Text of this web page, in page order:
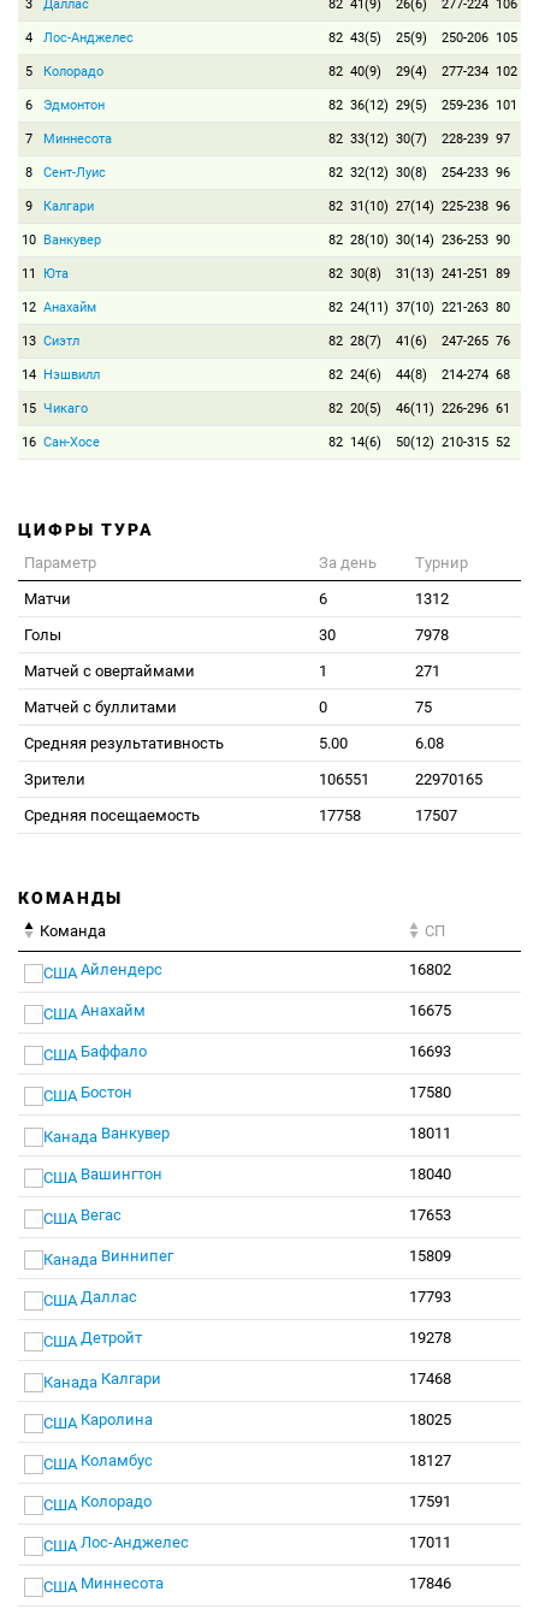
3 Даллас 82 41(9) 26(6) 277-224 106
4 Лос-Анджелес 82 43(5) 25(9) 250-206 105
5 Колорадо 82 40(9) 29(4) 277-234 102
6 Эдмонтон 82 36(12) 29(5) 259-236 101
7 Миннесота 82 33(12) 30(7) 228-239 97
8 Сент-Луис 82 32(12) 30(8) 254-233 96
9 Калгари 82 31(10) 27(14) 225-238 96
10 Ванкувер 82 28(10) 30(14) 236-253 90
11 Юта 82 30(8) 31(13) 241-251 89
12 Анахайм 82 24(11) 37(10) 221-263 80
13 Сиэтл 82 28(7) 41(6) 247-265 76
14 Нэшвилл 82 24(6) 44(8) 214-274 68
15 Чикаго 82 20(5) 46(11) 226-296 61
16 Сан-Хосе 82 14(6) 50(12) 210-315 52
ЦИФРЫ ТУРА
Параметр За день
Турнир
Матчи
6
1312
Голы
30
7978
Матчей с овертаймами
1
271
Матчей с буллитами
0
75
Средняя результативность
5.00
6.08
Зрители
106551
22970165
Средняя посещаемость
17758 17507
КОМАНДЫ
Команда СП
Айлендерс 16802
Анахайм 16675
Баффало 16693
Бостон 17580
Ванкувер 18011
Вашингтон 18040
Вегас 17653
Виннипег 15809
Даллас 17793
Детройт 19278
Калгари 17468
Каролина 18025
Коламбус 18127
Колорадо 17591
Лос-Анджелес 17011
Миннесота 17846